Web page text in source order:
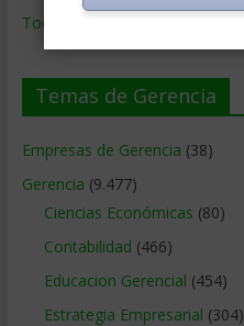
Todos los Temas
Temas de Gerencia
Empresas de Gerencia (38)
Gerencia (9.477)
Ciencias Económicas (80)
Contabilidad (466)
Educacion Gerencial (454)
Estrategia Empresarial (304)